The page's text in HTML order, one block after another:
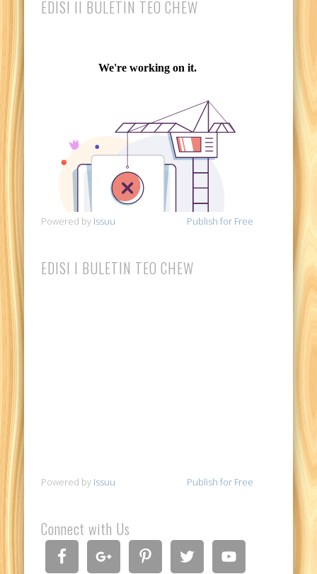
EDISI II BULETIN TEO CHEW
Powered by Issuu Publish for Free
EDISI I BULETIN TEO CHEW
Powered by Issuu Publish for Free
Connect with Us